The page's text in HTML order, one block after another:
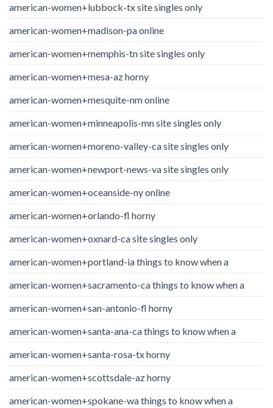
american-women+lubbock-tx site singles only
american-women+madison-pa online
american-women+memphis-tn site singles only
american-women+mesa-az horny
american-women+mesquite-nm online
american-women+minneapolis-mn site singles only
american-women+moreno-valley-ca site singles only
american-women+newport-news-va site singles only
american-women+oceanside-ny online
american-women+orlando-fl horny
american-women+oxnard-ca site singles only
american-women+portland-ia things to know when a
american-women+sacramento-ca things to know when a
american-women+san-antonio-fl horny
american-women+santa-ana-ca things to know when a
american-women+santa-rosa-tx horny
american-women+scottsdale-az horny
american-women+spokane-wa things to know when a